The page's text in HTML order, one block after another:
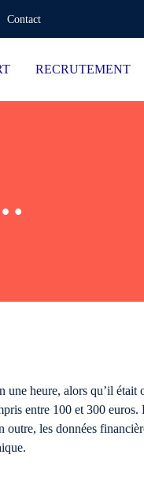
Contact
RECRUTEMENT
une heure, alors qu’il était
entre 100 et 300
les données